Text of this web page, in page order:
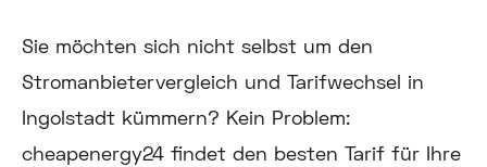
Sie möchten sich nicht selbst um den
Stromanbietervergleich und Tarifwechsel in
Ingolstadt kümmern? Kein Problem:
cheapenergy24 findet den besten Tarif für Ihre